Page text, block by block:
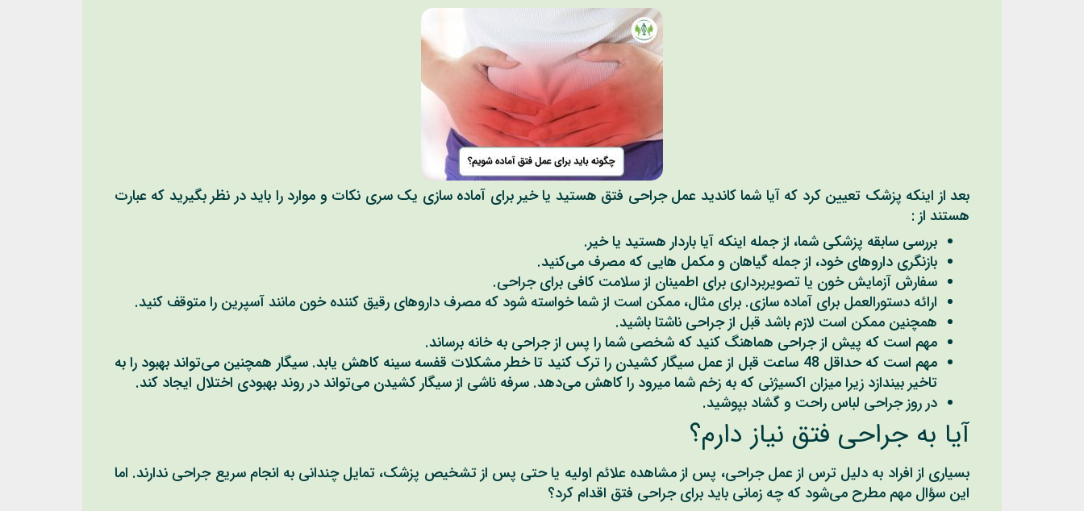
بعد از اینکه پزشک تعیین کرد که آیا شما کاندید عمل جراحی فتق هستید یا خیر برای آماده سازی یک سری نکات و موارد را باید در نظر بگیرید که عبارت
هستند از :
بررسی سابقه پزشکی شما، از جمله اینکه آیا باردار هستید یا خیر.
بازنگری داروهای خود، از جمله گیاهان و مکمل هایی که مصرف می‌کنید.
سفارش آزمایش خون یا تصویربرداری برای اطمینان از سلامت کافی برای جراحی.
ارائه دستورالعمل برای آماده سازی. برای مثال، ممکن است از شما خواسته شود که مصرف داروهای رقیق کننده خون مانند آسپرین را متوقف کنید.
همچنین ممکن است لازم باشد قبل از جراحی ناشتا باشید.
مهم است که پیش از جراحی هماهنگ کنید که شخصی شما را پس از جراحی به خانه برساند.
مهم است که حداقل 48 ساعت قبل از عمل سیگار کشیدن را ترک کنید تا خطر مشکلات قفسه سینه کاهش یابد. سیگار همچنین می‌تواند بهبود را به
تاخیر بیندازد زیرا میزان اکسیژنی که به زخم شما میرود را کاهش می‌دهد. سرفه ناشی از سیگار کشیدن می‌تواند در روند بهبودی اختلال ایجاد کند.
در روز جراحی لباس راحت و گشاد بپوشید.
آیا به جراحی فتق نیاز دارم؟
بسیاری از افراد به دلیل ترس از عمل جراحی، پس از مشاهده علائم اولیه یا حتی پس از تشخیص پزشک، تمایل چندانی به انجام سریع جراحی ندارند. اما
این سؤال مهم مطرح می‌شود که چه زمانی باید برای جراحی فتق اقدام کرد؟